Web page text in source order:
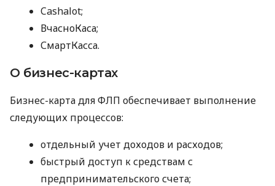
Cashalot;
ВчасноКаса;
СмартКасса.
О бизнес-картах
Бизнес-карта для ФЛП обеспечивает выполнение
следующих процессов:
отдельный учет доходов и расходов;
быстрый доступ к средствам с
предпринимательского счета;